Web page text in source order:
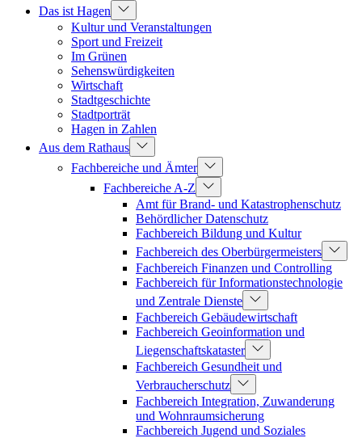
Das ist Hagen
Kultur und Veranstaltungen
Sport und Freizeit
Im Grünen
Sehenswürdigkeiten
Wirtschaft
Stadtgeschichte
Stadtporträt
Hagen in Zahlen
Aus dem Rathaus
Fachbereiche und Ämter
Fachbereiche A-Z
Amt für Brand- und Katastrophenschutz
Behördlicher Datenschutz
Fachbereich Bildung und Kultur
Fachbereich des Oberbürgermeisters
Fachbereich Finanzen und Controlling
Fachbereich für Informationstechnologie
und Zentrale Dienste
Fachbereich Gebäudewirtschaft
Fachbereich Geoinformation und
Liegenschaftskataster
Fachbereich Gesundheit und
Verbraucherschutz
Fachbereich Integration, Zuwanderung
und Wohnraumsicherung
Fachbereich Jugend und Soziales